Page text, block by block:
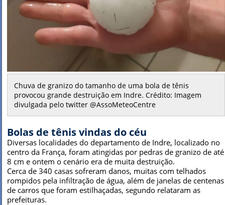
Chuva de granizo do tamanho de uma bola de tênis
provocou grande destruição em Indre. Crédito: Imagem
divulgada pelo twitter @AssoMeteoCentre
Bolas de tênis vindas do céu
Diversas localidades do departamento de Indre, localizado no
centro da França, foram atingidas por pedras de granizo de até
8 cm e ontem o cenário era de muita destruição.
Cerca de 340 casas sofreram danos, muitas com telhados
rompidos pela infiltração de água, além de janelas de centenas
de carros que foram estilhaçadas, segundo relataram as
prefeituras.